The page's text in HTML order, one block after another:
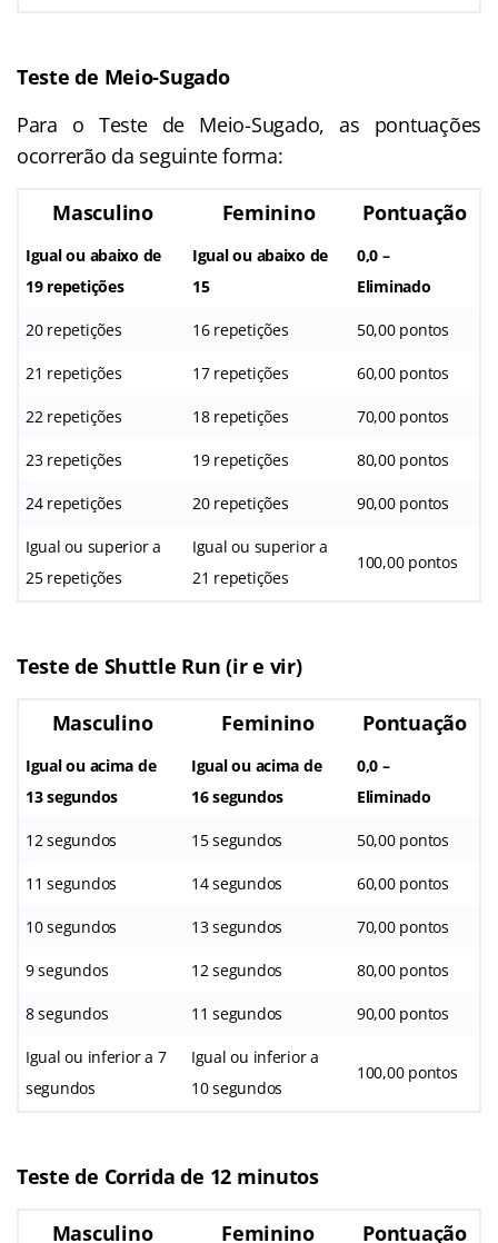
Teste de Meio-Sugado
Para o Teste de Meio-Sugado, as pontuações
ocorrerão da seguinte forma:
Masculino Feminino Pontuação
Igual ou abaixo de
19 repetições
Igual ou abaixo de
15
0,0 –
Eliminado
20 repetições 16 repetições 50,00 pontos
21 repetições 17 repetições 60,00 pontos
22 repetições 18 repetições 70,00 pontos
23 repetições 19 repetições 80,00 pontos
24 repetições 20 repetições 90,00 pontos
Igual ou superior a
25 repetições
Igual ou superior a
21 repetições
100,00 pontos
Teste de Shuttle Run (ir e vir)
Masculino Feminino Pontuação
Igual ou acima de
13 segundos
Igual ou acima de
16 segundos
0,0 –
Eliminado
12 segundos 15 segundos 50,00 pontos
11 segundos 14 segundos 60,00 pontos
10 segundos 13 segundos 70,00 pontos
9 segundos 12 segundos 80,00 pontos
8 segundos 11 segundos 90,00 pontos
Igual ou inferior a 7
segundos
Igual ou inferior a
10 segundos
100,00 pontos
Teste de Corrida de 12 minutos
Masculino Feminino Pontuação